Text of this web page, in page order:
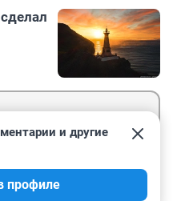
и другие
профиле